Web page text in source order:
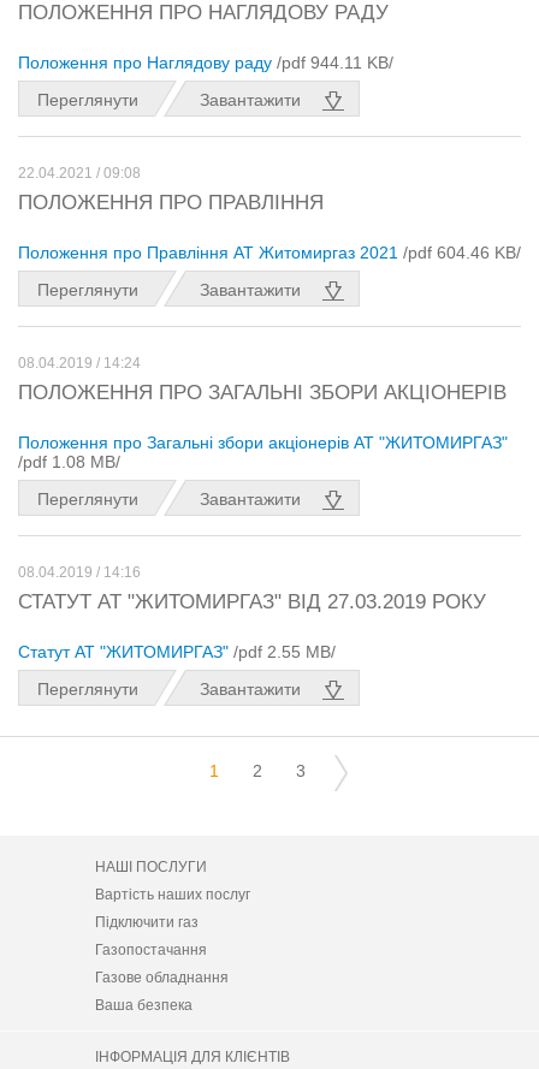
ПОЛОЖЕННЯ ПРО НАГЛЯДОВУ РАДУ
Положення про Наглядову раду /pdf 944.11 KB/
Переглянути
Завантажити
22.04.2021 / 09:08
ПОЛОЖЕННЯ ПРО ПРАВЛІННЯ
Положення про Правління АТ Житомиргаз 2021 /pdf 604.46 KB/
Переглянути
Завантажити
08.04.2019 / 14:24
ПОЛОЖЕННЯ ПРО ЗАГАЛЬНІ ЗБОРИ АКЦІОНЕРІВ
Положення про Загальні збори акціонерів АТ "ЖИТОМИРГАЗ"
/pdf 1.08 MB/
Переглянути
Завантажити
08.04.2019 / 14:16
СТАТУТ АТ "ЖИТОМИРГАЗ" ВІД 27.03.2019 РОКУ
Статут АТ "ЖИТОМИРГАЗ" /pdf 2.55 MB/
Переглянути
Завантажити
1 2 3
НАШІ ПОСЛУГИ
Вартість наших послуг
Підключити газ
Газопостачання
Газове обладнання
Ваша безпека
ІНФОРМАЦІЯ ДЛЯ КЛІЄНТІВ